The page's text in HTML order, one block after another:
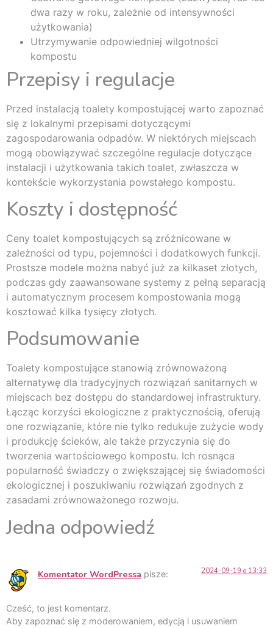
dwa razy w roku, zależnie od intensywności
użytkowania)
Utrzymywanie odpowiedniej wilgotności
kompostu
Przepisy i regulacje
Przed instalacją toalety kompostującej warto zapoznać
się z lokalnymi przepisami dotyczącymi
zagospodarowania odpadów. W niektórych miejscach
mogą obowiązywać szczególne regulacje dotyczące
instalacji i użytkowania takich toalet, zwłaszcza w
kontekście wykorzystania powstałego kompostu.
Koszty i dostępność
Ceny toalet kompostujących są zróżnicowane w
zależności od typu, pojemności i dodatkowych funkcji.
Prostsze modele można nabyć już za kilkaset złotych,
podczas gdy zaawansowane systemy z pełną separacją
i automatycznym procesem kompostowania mogą
kosztować kilka tysięcy złotych.
Podsumowanie
Toalety kompostujące stanowią zrównoważoną
alternatywę dla tradycyjnych rozwiązań sanitarnych w
miejscach bez dostępu do standardowej infrastruktury.
Łącząc korzyści ekologiczne z praktycznością, oferują
one rozwiązanie, które nie tylko redukuje zużycie wody
i produkcję ścieków, ale także przyczynia się do
tworzenia wartościowego kompostu. Ich rosnąca
popularność świadczy o zwiększającej się świadomości
ekologicznej i poszukiwaniu rozwiązań zgodnych z
zasadami zrównoważonego rozwoju.
Jedna odpowiedź
Komentator WordPressa pisze: 2024-09-19 o 13:33
Cześć, to jest komentarz.
Aby zapoznać się z moderowaniem, edycją i usuwaniem